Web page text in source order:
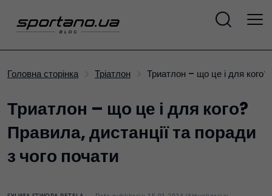
Головна сторінка Тріатлон Триатлон – що це і для
Триатлон – що це і для кого?
Правила, дистанції та поради
з чого почати